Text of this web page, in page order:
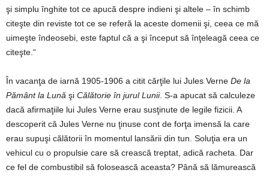
şi simplu înghite tot ce apucă despre indieni şi altele – în schimb
citeşte din reviste tot ce se referă la aceste domenii şi, ceea ce mă
uimeşte îndeosebi, este faptul că a şi început să înţeleagă ceea ce
citeşte.“
În vacanţa de iarnă 1905-1906 a citit cărţile lui Jules Verne De la
Pământ la Lună şi Călătorie în jurul Lunii. S-a apucat să calculeze
dacă afirmaţiile lui Jules Verne erau susţinute de legile fizicii. A
descoperit că Jules Verne nu ţinuse cont de forţa imensă la care
erau supuşi călătorii în momentul lansării din tun. Soluţia era un
vehicul cu o propulsie care să crească treptat, adică racheta. Dar
ce fel de combustibil să folosească aceasta? Până să lămurească